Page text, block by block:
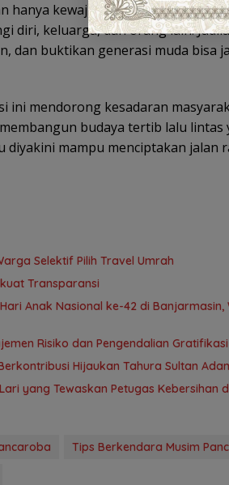
hanya kewajiban, tapi gaya hidup.
diri, keluarga, dan orang lain.
dan buktikan generasi muda bisa
ini mendorong kesadaran
budaya tertib lalu lintas
mampu menciptakan jalan
Selektif Pilih Travel Umrah
Transparansi
Anak Nasional ke-42 di Banjarmasin,
Risiko dan Pengendalian
Hijaukan Tahura Sultan
yang Tewaskan Petugas Kebersihan
Tips Berkendara Musim